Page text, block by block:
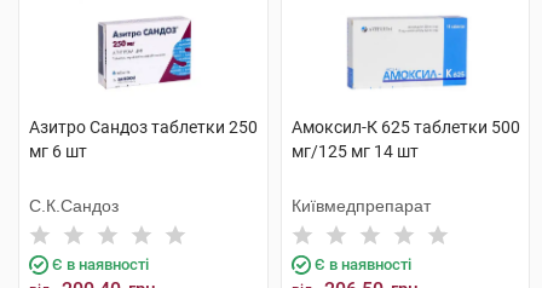
Азитро Сандоз таблетки 250
мг 6 шт
С.К.Сандоз
Є в наявності
Амоксил-К 625 таблетки 500
мг/125 мг 14 шт
Київмедпрепарат
Є в наявності